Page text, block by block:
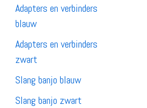
Adapters en verbinders
blauw
Adapters en verbinders
zwart
Slang banjo blauw
Slang banjo zwart